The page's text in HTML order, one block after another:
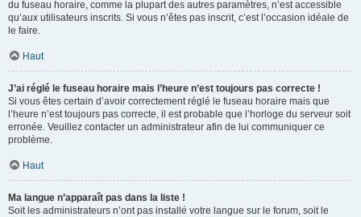
du fuseau horaire, comme la plupart des autres paramètres, n’est accessible
qu’aux utilisateurs inscrits. Si vous n’êtes pas inscrit, c’est l’occasion idéale de
le faire.
Haut
J’ai réglé le fuseau horaire mais l’heure n’est toujours pas correcte !
Si vous êtes certain d’avoir correctement réglé le fuseau horaire mais que
l’heure n’est toujours pas correcte, il est probable que l’horloge du serveur soit
erronée. Veuillez contacter un administrateur afin de lui communiquer ce
problème.
Haut
Ma langue n’apparaît pas dans la liste !
Soit les administrateurs n’ont pas installé votre langue sur le forum, soit le